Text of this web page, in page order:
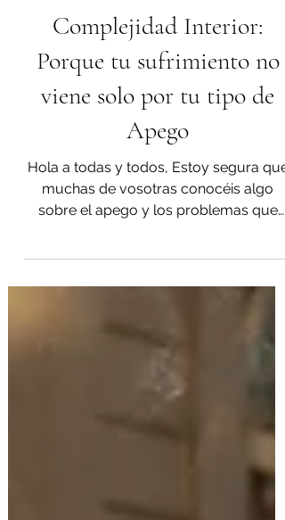
Descubriendo la
Complejidad Interior:
Porque tu sufrimiento no
viene solo por tu tipo de
Apego
Hola a todas y todos, Estoy segura que
muchas de vosotras conocéis algo